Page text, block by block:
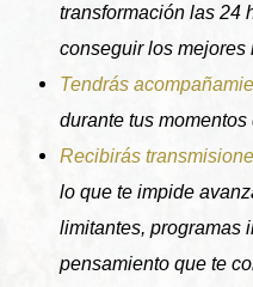
transformación las 24
conseguir los mejores
Tendrás
durante tus
Recibirás
lo que te impide
limitantes, programas
pensamiento que te